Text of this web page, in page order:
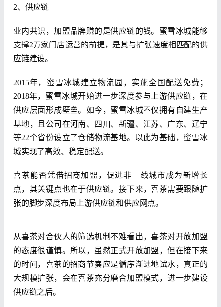
2、供应链
业内共识，加盟品牌赚的是供应链的钱。蜜雪冰城能够
支撑2万家门店运营的前提，是其与扩张速度相匹配的供
应链建设。
2015年，蜜雪冰城建立物流园，实施全国配送免费；
2018年，蜜雪冰城开始进一步深度参与上游供应链，在
供应层面形成壁垒。如今，蜜雪冰城不仅拥有自建生产
基地，且公司在河南、四川、新疆、江苏、广东、辽宁
等22个省份设立了仓储物流基地。以此为基础，蜜雪冰
城实现了高效、稳定配送。
喜茶能否凭借招商加盟，促进非一线城市成为新增长
点，其关键点也在于供应链。接下来，喜茶需要跟随扩
张的脚步深度布局上游供应链和供应网点。
从喜茶对合伙人的筛选机制不难看出，喜茶对开放加盟
的态度很谨慎。所以，虽然正式开放加盟，但在接下来
的时间，喜茶的招商节奏应是循序渐进地试水，真正的
大规模扩张，会在喜茶充分磨合加盟模式，进一步建设
供应链之后。